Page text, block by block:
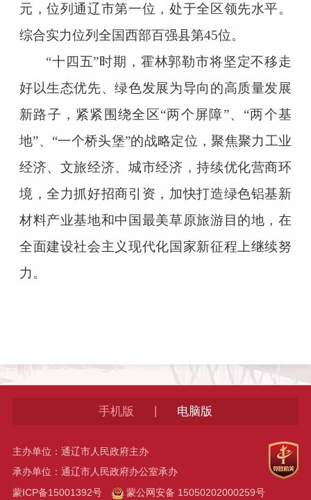
元，位列通辽市第一位，处于全区领先水平。
综合实力位列全国西部百强县第45位。
“十四五”时期，霍林郭勒市将坚定不移走
好以生态优先、绿色发展为导向的高质量发展
新路子，紧紧围绕全区“两个屏障”、“两个基
地”、“一个桥头堡”的战略定位，聚焦聚力工业
经济、文旅经济、城市经济，持续优化营商环
境，全力抓好招商引资，加快打造绿色铝基新
材料产业基地和中国最美草原旅游目的地，在
全面建设社会主义现代化国家新征程上继续努
力。
手机版 电脑版
主办单位：通辽市人民政府主办
承办单位：通辽市人民政府办公室承办
蒙ICP备15001392号
蒙公网安备 15050202000259号